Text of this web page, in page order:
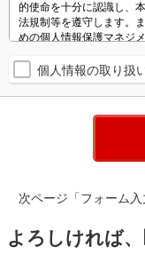
個人情報の取り扱
次ページ「フォーム
よろしければ